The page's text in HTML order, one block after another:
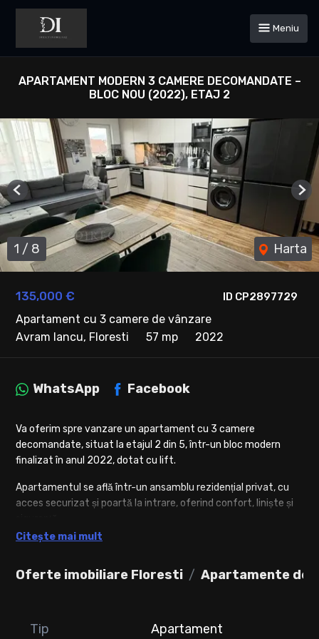
Meniu
APARTAMENT MODERN 3 CAMERE DECOMANDATE –
BLOC NOU (2022), ETAJ 2
ID CP2897729
135,000 €
Apartament cu 3 camere de vânzare
Avram Iancu, Floresti
57 mp 2022
1 / 8 Harta
Previous
Oferte imobiliare Floresti Apartamente de
WhatsApp Facebook
Va oferim spre vanzare un apartament cu 3 camere
decomandate, situat la etajul 2 din 5, într-un bloc modern
finalizat în anul 2022, dotat cu lift.
Apartamentul se află într-un ansamblu rezidențial privat, cu
acces securizat și poartă la intrare, oferind confort, liniște și
Locuința are o suprafață utilă de 57 mp, dispune de balcon fu
gata pentru mutare imediată.
Compartimentare: decomandată
Citește mai mult
Tip
Apartament